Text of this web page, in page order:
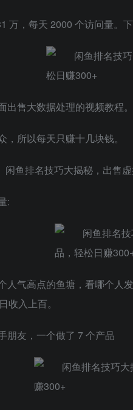
万，每天 2000 个访问量。
出售大数据处理的视频教程
，所以每天只赚十几块钱。
:
人气高点的鱼塘，看哪个人
收入上百。
朋友，一个做了 7 个产品